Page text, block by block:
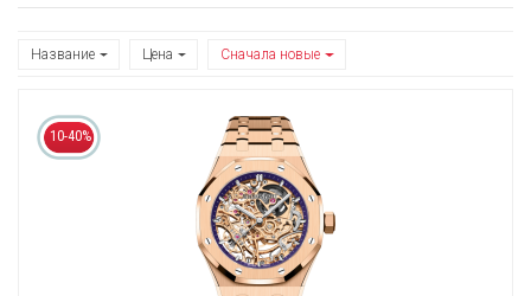
Название Цена Сначала новые
10-40%